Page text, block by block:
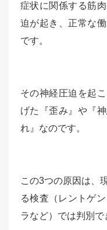
症状に関係する筋
迫が起き、正常な
です。
その神経圧迫を起
げた『歪み』や『
れ』なのです。
この3つの原因は、
る検査（レントゲ
ラなど）では判別で